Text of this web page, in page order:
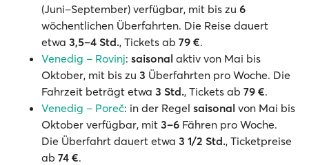
(Juni–September) verfügbar, mit bis zu 6
wöchentlichen Überfahrten. Die Reise dauert
etwa 3,5–4 Std., Tickets ab 79 €.
Venedig – Rovinj: saisonal aktiv von Mai bis
Oktober, mit bis zu 3 Überfahrten pro Woche. Die
Fahrzeit beträgt etwa 3 Std., Tickets ab 79 €.
Venedig – Poreč: in der Regel saisonal von Mai bis
Oktober verfügbar, mit 3–6 Fähren pro Woche.
Die Überfahrt dauert etwa 3 1/2 Std., Ticketpreise
ab 74 €.